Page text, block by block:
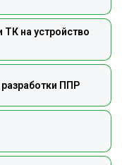
ТК на устройство
ППР